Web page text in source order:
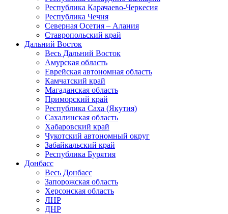
Республика Карачаево-Черкесия
Республика Чечня
Северная Осетия – Алания
Ставропольский край
Дальний Восток
Весь Дальний Восток
Амурская область
Еврейская автономная область
Камчатский край
Магаданская область
Приморский край
Республика Саха (Якутия)
Сахалинская область
Хабаровский край
Чукотский автономный округ
Забайкальский край
Республика Бурятия
Донбасс
Весь Донбасс
Запорожская область
Херсонская область
ЛНР
ДНР